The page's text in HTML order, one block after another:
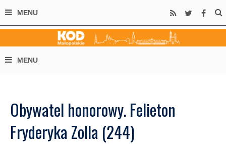
Obywatel honorowy. Felieton
Fryderyka Zolla (244)